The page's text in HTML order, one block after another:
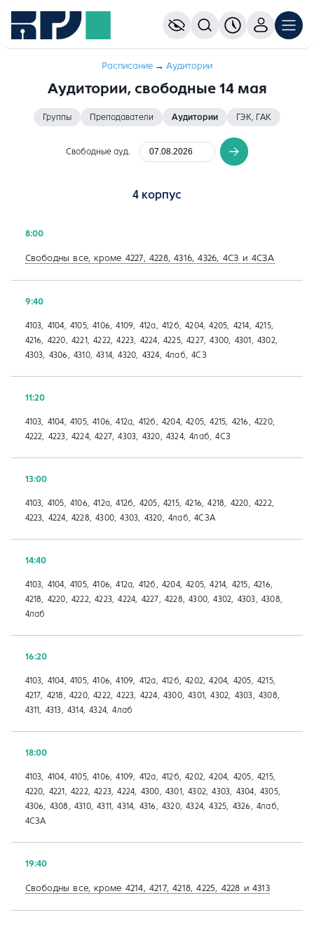
Расписание → Aудитории
Аудитории, свободные 14 мая
Группы Преподаватели Аудитории ГЭК, ГАК
Свободные ауд.
4 корпус
8:00
Свободны все, кроме 4227, 4228, 4316, 4326, 4СЗ и 4СЗА
9:40
4103, 4104, 4105, 4106, 4109, 412а, 412б, 4204, 4205, 4214, 4215,
4216, 4220, 4221, 4222, 4223, 4224, 4225, 4227, 4300, 4301, 4302,
4303, 4306, 4310, 4314, 4320, 4324, 4лаб, 4СЗ
11:20
4103, 4104, 4105, 4106, 412а, 412б, 4204, 4205, 4215, 4216, 4220,
4222, 4223, 4224, 4227, 4303, 4320, 4324, 4лаб, 4СЗ
13:00
4103, 4105, 4106, 412а, 412б, 4205, 4215, 4216, 4218, 4220, 4222,
4223, 4224, 4228, 4300, 4303, 4320, 4лаб, 4СЗА
14:40
4103, 4104, 4105, 4106, 412а, 412б, 4204, 4205, 4214, 4215, 4216,
4218, 4220, 4222, 4223, 4224, 4227, 4228, 4300, 4302, 4303, 4308,
4лаб
16:20
4103, 4104, 4105, 4106, 4109, 412а, 412б, 4202, 4204, 4205, 4215,
4217, 4218, 4220, 4222, 4223, 4224, 4300, 4301, 4302, 4303, 4308,
4311, 4313, 4314, 4324, 4лаб
18:00
4103, 4104, 4105, 4106, 4109, 412а, 412б, 4202, 4204, 4205, 4215,
4220, 4221, 4222, 4223, 4224, 4300, 4301, 4302, 4303, 4304, 4305,
4306, 4308, 4310, 4311, 4314, 4316, 4320, 4324, 4325, 4326, 4лаб,
4СЗА
19:40
Свободны все, кроме 4214, 4217, 4218, 4225, 4228 и 4313